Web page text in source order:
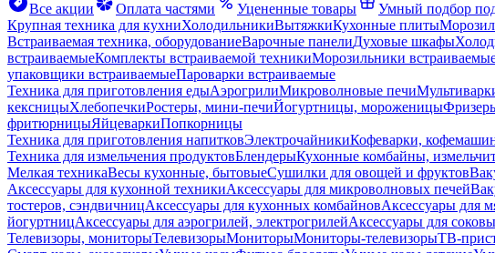
Все акции
Оплата частями Уцененные товары Умный подбор
Крупная техника для кухниХолодильникиВытяжкиКухонные плиты
Встраиваемая техника, оборудованиеВарочные панелиДуховые шкафы
встраиваемыеКомплекты встраиваемой техникиМорозильники
упаковщики встраиваемыеПароварки встраиваемые
Техника для приготовления едыАэрогрилиМикроволновые печи
кексницыХлебопечкиРостеры, мини-печиЙогуртницы, мороженицы
фритюрницыЯйцеваркиПопкорницы
Техника для приготовления напитковЭлектрочайникиКофеварки,
Техника для измельчения продуктовБлендерыКухонные комбайны,
Мелкая техникаВесы кухонные, бытовыеСушилки для овощей и фруктов
Аксессуары для кухонной техникиАксессуары для микроволновых печей
тостеров, сэндвичницАксессуары для кухонных комбайновАксессуары для
йогуртницАксессуары для аэрогрилей, электрогрилейАксессуары для
Телевизоры, мониторыТелевизорыМониторыМониторы-телевизорыТВ-